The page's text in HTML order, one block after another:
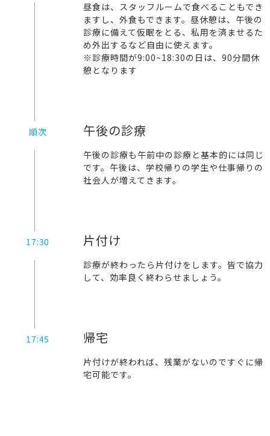
昼食は、スタッフルームで食べることもでき
ますし、外食もできます。昼休憩は、午後の
診療に備えて仮眠をとる、私用を済ませるた
め外出するなど自由に使えます。
※診療時間が9:00~18:30の日は、90分間休
憩となります
順次 午後の診療
午後の診療も午前中の診療と基本的には同じ
です。午後は、学校帰りの学生や仕事帰りの
社会人が増えてきます。
17:30 片付け
診療が終わったら片付けをします。皆で協力
して、効率良く終わらせましょう。
17:45 帰宅
片付けが終われば、残業がないのですぐに帰
宅可能です。